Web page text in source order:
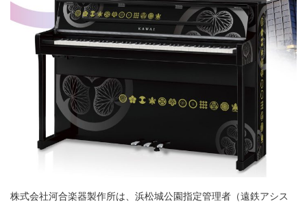
株式会社河合楽器製作所は、浜松城公園指定管理者（遠鉄アシス